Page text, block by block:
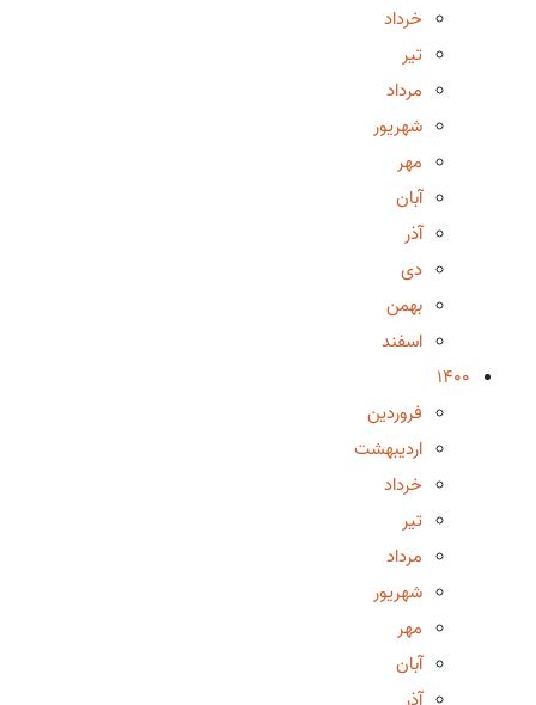
خرداد
تیر
مرداد
شهریور
مهر
آبان
آذر
دی
بهمن
اسفند
1400
فروردین
اردیبهشت
خرداد
تیر
مرداد
شهریور
مهر
آبان